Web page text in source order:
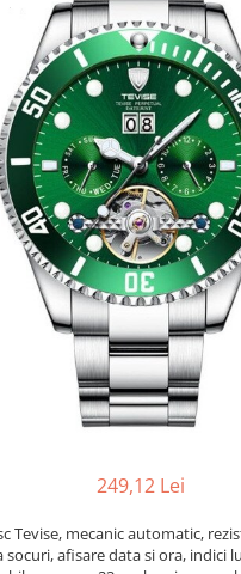
249,12 Lei
Tevise, mecanic automatic,
socuri, afisare data si ora, indici